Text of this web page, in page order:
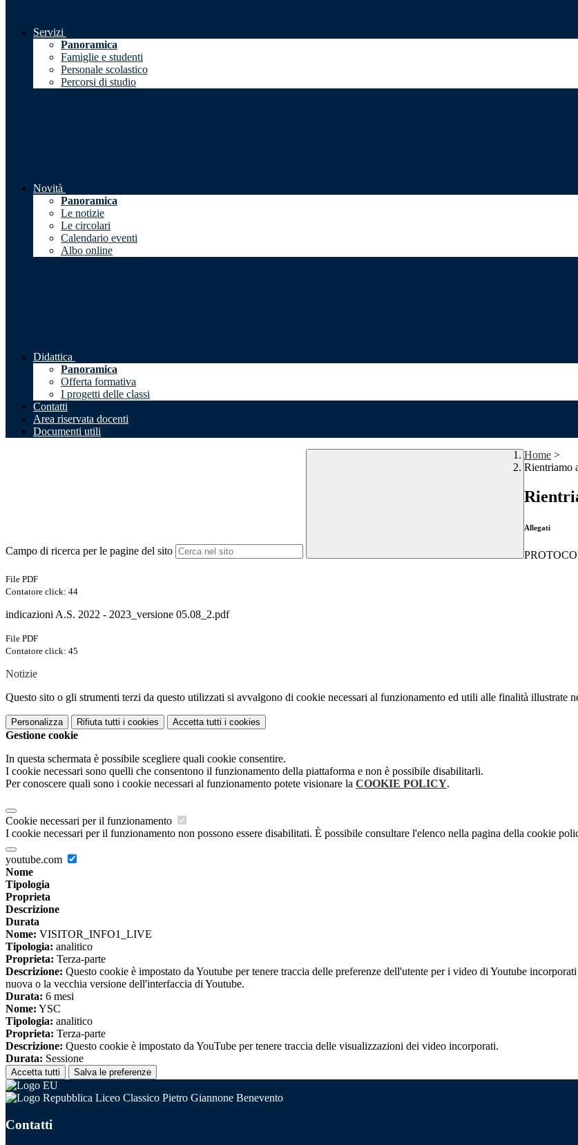
Servizi
Panoramica
Famiglie e studenti
Personale scolastico
Percorsi di studio
Novità
Panoramica
Le notizie
Le circolari
Calendario eventi
Albo online
Didattica
Panoramica
Offerta formativa
I progetti delle classi
Contatti
Area riservata docenti
Documenti utili
Campo di ricerca per le pagine del sito
Home >
Rientriamo
Allegati
File PDF
Contatore click: 44
indicazioni A.S. 2022 - 2023_versione 05.08_2.pdf
File PDF
Contatore click: 45
Notizie
Questo sito o gli strumenti terzi da questo utilizzati si avvalgono di cookie necessari al funzionamento ed utili alle finalità illustrate
Personalizza Rifiuta tutti i cookies Accetta tutti i cookies
Gestione cookie
In questa schermata è possibile scegliere quali cookie consentire.
I cookie necessari sono quelli che consentono il funzionamento della piattaforma e non è possibile disabilitarli.
Per conoscere quali sono i cookie necessari al funzionamento potete visionare la COOKIE POLICY.
Cookie necessari per il funzionamento
I cookie necessari per il funzionamento non possono essere disabilitati. È possibile consultare l'elenco nella pagina della cookie
youtube.com
Nome
Tipologia
Proprieta
Descrizione
Durata
Nome: VISITOR_INFO1_LIVE
Tipologia: analitico
Proprieta: Terza-parte
Descrizione: Questo cookie è impostato da Youtube per tenere traccia delle preferenze dell'utente per i video di Youtube
nuova o la vecchia versione dell'interfaccia di Youtube.
Durata: 6 mesi
Nome: YSC
Tipologia: analitico
Proprieta: Terza-parte
Descrizione: Questo cookie è impostato da YouTube per tenere traccia delle visualizzazioni dei video incorporati.
Durata: Sessione
Accetta tutti Salva le preferenze
Liceo Classico Pietro Giannone Benevento
Contatti